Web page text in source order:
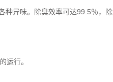
种异味。除臭效率可达99.5％，
运行。